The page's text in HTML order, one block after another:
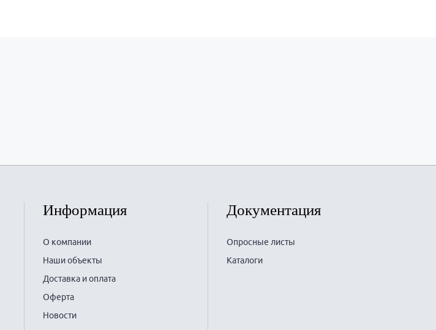
Информация
О компании
Наши объекты
Доставка и оплата
Оферта
Новости
Документация
Опросные листы
Каталоги